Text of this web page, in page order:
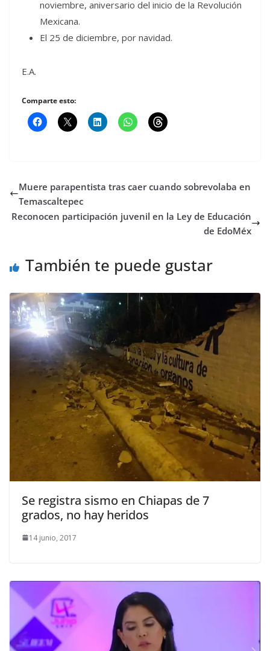
noviembre, aniversario del inicio de la Revolución
Mexicana.
El 25 de diciembre, por navidad.
E.A.
Comparte esto:
Muere parapentista tras caer cuando sobrevolaba en
Temascaltepec
Reconocen participación juvenil en la Ley de Educación
de EdoMéx
También te puede gustar
Se registra sismo en Chiapas de 7
grados, no hay heridos
14 junio, 2017